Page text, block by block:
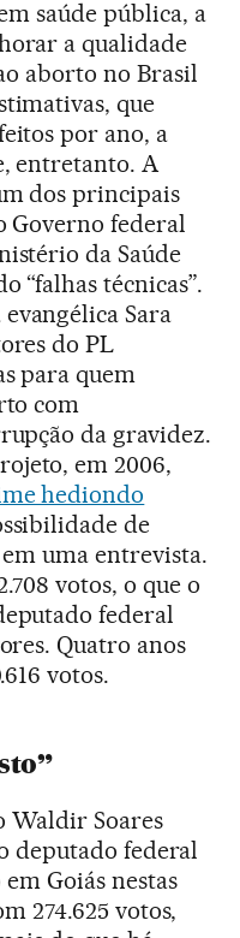
saúde pública, a
a qualidade
aborto no Brasil
que
por ano, a
entretanto. A
dos principais
Governo federal
da Saúde
“falhas técnicas”.
Sara
do PL
para quem
com
da gravidez.
em 2006,
hediondo
de
uma entrevista.
votos, o que o
federal
Quatro anos
votos.
Waldir Soares
deputado federal
Goiás nestas
274.625 votos,